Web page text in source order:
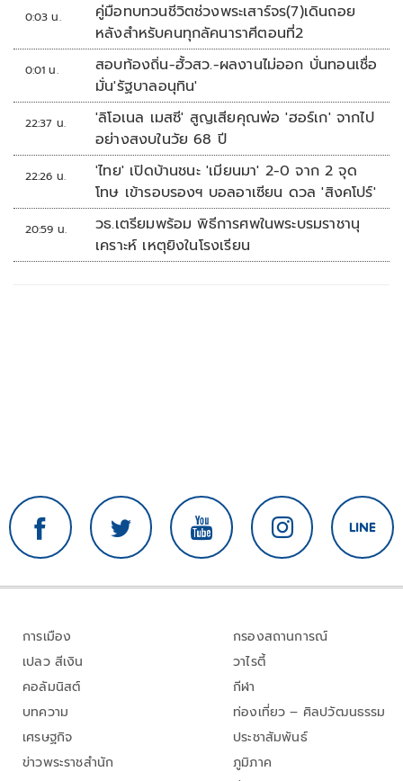
0:03 น.
คู่มือทบทวนชีวิตช่วงพระเสาร์จร(7)เดินถอย
หลังสำหรับคนทุกลัคนาราศีตอนที่2
0:01 น.
สอบท้องถิ่น-ฮั้วสว.-ผลงานไม่ออก บั่นทอนเชื่อ
มั่น'รัฐบาลอนุทิน'
22:37 น.
'ลิโอเนล เมสซี' สูญเสียคุณพ่อ 'ฮอร์เก' จากไป
อย่างสงบในวัย 68 ปี
22:26 น.
'ไทย' เปิดบ้านชนะ 'เมียนมา' 2-0 จาก 2 จุด
โทษ เข้ารอบรองฯ บอลอาเซียน ดวล 'สิงคโปร์'
20:59 น.
วธ.เตรียมพร้อม พิธีการศพในพระบรมราชานุ
เคราะห์ เหตุยิงในโรงเรียน
การเมือง
เปลว สีเงิน
คอลัมนิสต์
บทความ
เศรษฐกิจ
ข่าวพระราชสำนัก
กรองสถานการณ์
วาไรตี้
กีฬา
ท่องเที่ยว – ศิลปวัฒนธรรม
ประชาสัมพันธ์
ภูมิภาค